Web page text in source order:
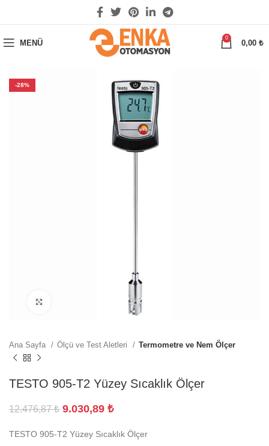
MENÜ
0
0,00 ₺
-28%
Büyütmek için tıklayın
Ana Sayfa Ölçü ve Test Aletleri Termometre ve Nem Ölçer
TESTO 905-T2 Yüzey Sıcaklık Ölçer
12.476,87₺ 9.030,89 ₺
TESTO 905-T2 Yüzey Sıcaklık Ölçer